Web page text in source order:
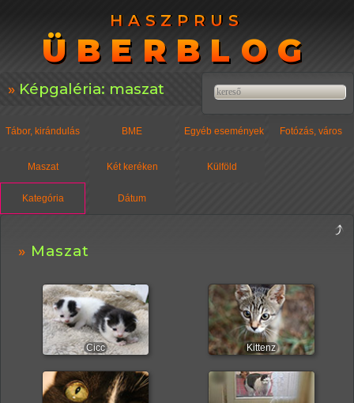
HASZPRUS
ÜBERBLOG
HASZPRUS
ÜBERBLOG
Képgaléria: maszat
Tábor, kirándulás BME Egyéb események Fotózás, város
Maszat Két keréken Külföld
Kategória Dátum
Maszat
Cicc Kittenz